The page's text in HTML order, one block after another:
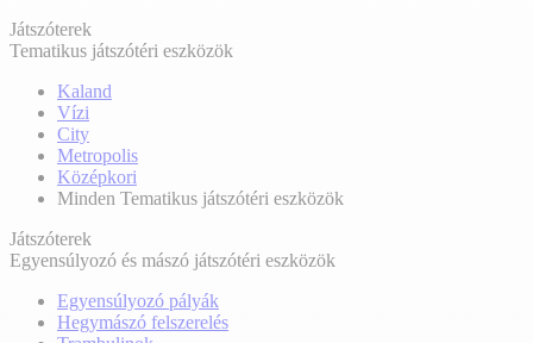
Játszóterek
Tematikus játszótéri eszközök
Kaland
Vízi
City
Metropolis
Középkori
Minden Tematikus játszótéri eszközök
Játszóterek
Egyensúlyozó és mászó játszótéri eszközök
Egyensúlyozó pályák
Hegymászó felszerelés